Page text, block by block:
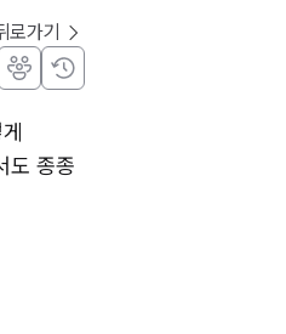
로가기
도 종종